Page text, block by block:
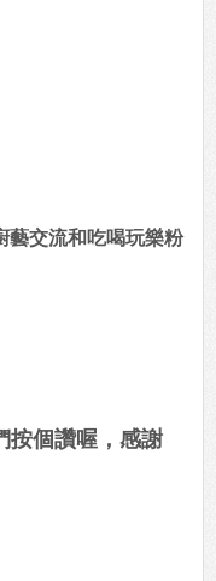
藝交流和吃喝玩樂粉
按個讚喔，感謝